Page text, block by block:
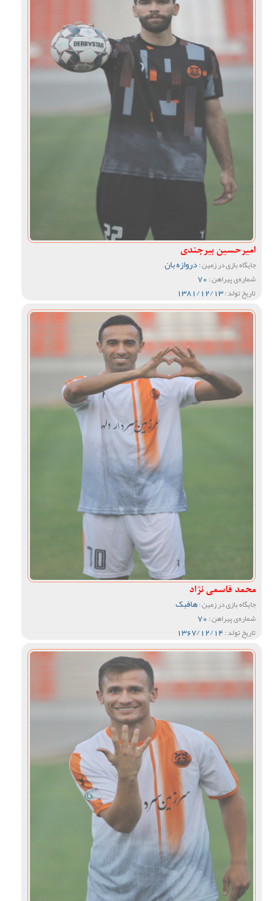
امیرحسین بیرجندی
جایگاه بازی در زمین :دروازه بان
شماره‌ی پیراهن :70
تاریخ تولد :1381/12/13
محمد قاسمی نژاد
جایگاه بازی در زمین :هافبک
شماره‌ی پیراهن :70
تاریخ تولد :1367/12/14